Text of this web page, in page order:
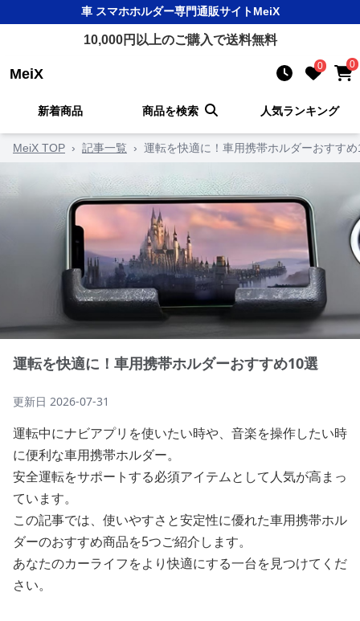
車 スマホホルダー専門通販サイトMeiX
10,000円以上のご購入で送料無料
MeiX 0 0
新着商品 商品を検索 人気ランキング
MeiX TOP › 記事一覧 › 運転を快適に！車用携帯ホルダーおすす
運転を快適に！車用携帯ホルダーおすすめ10選
更新日 2026-07-31
運転中にナビアプリを使いたい時や、音楽を操作したい時
に便利な車用携帯ホルダー。
安全運転をサポートする必須アイテムとして人気が高まっ
ています。
この記事では、使いやすさと安定性に優れた車用携帯ホル
ダーのおすすめ商品を5つご紹介します。
あなたのカーライフをより快適にする一台を見つけてくだ
さい。